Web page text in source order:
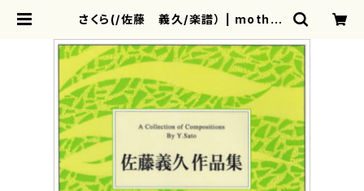
さくら(/佐藤 義久/楽譜） | mother